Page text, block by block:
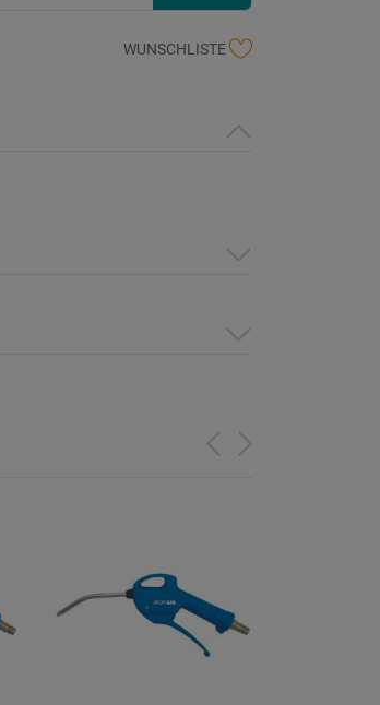
WUNSCHLISTE